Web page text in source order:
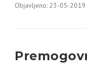
Objavljeno: 23-05-2019